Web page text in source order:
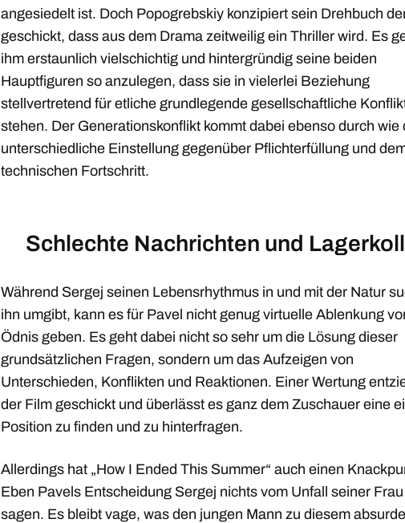
angesiedelt ist. Doch Popogrebskiy konzipiert sein Drehbuch
geschickt, dass aus dem Drama zeitweilig ein Thriller wird. Es
ihm erstaunlich vielschichtig und hintergründig seine beiden
Hauptfiguren so anzulegen, dass sie in vielerlei Beziehung
stellvertretend für etliche grundlegende gesellschaftliche
stehen. Der Generationskonflikt kommt dabei ebenso durch wie
unterschiedliche Einstellung gegenüber Pflichterfüllung und
technischen Fortschritt.
Schlechte Nachrichten und
Während Sergej seinen Lebensrhythmus in und mit der Natur
ihn umgibt, kann es für Pavel nicht genug virtuelle Ablenkung
Ödnis geben. Es geht dabei nicht so sehr um die Lösung dieser
grundsätzlichen Fragen, sondern um das Aufzeigen von
Unterschieden, Konflikten und Reaktionen. Einer Wertung
der Film geschickt und überlässt es ganz dem Zuschauer eine
Position zu finden und zu hinterfragen.
Allerdings hat „How I Ended This Summer“ auch einen
Eben Pavels Entscheidung Sergej nichts vom Unfall seiner
sagen. Es bleibt vage, was den jungen Mann zu diesem